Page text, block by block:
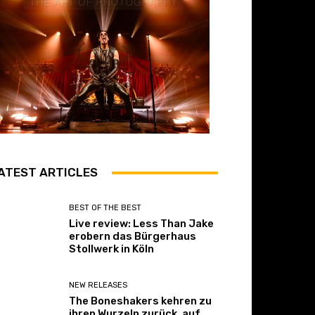
ARTICLES
BEST OF THE BEST
Live review: Less Than Jake
erobern das Bürgerhaus
Stollwerk in Köln
NEW RELEASES
The Boneshakers kehren zu